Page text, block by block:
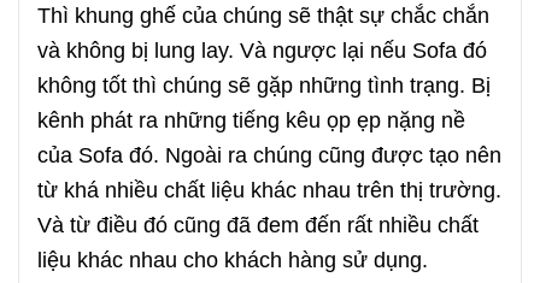
Thì khung ghế của chúng sẽ thật sự chắc chắn
và không bị lung lay. Và ngược lại nếu Sofa đó
không tốt thì chúng sẽ gặp những tình trạng. Bị
kênh phát ra những tiếng kêu ọp ẹp nặng nề
của Sofa đó. Ngoài ra chúng cũng được tạo nên
từ khá nhiều chất liệu khác nhau trên thị trường.
Và từ điều đó cũng đã đem đến rất nhiều chất
liệu khác nhau cho khách hàng sử dụng.